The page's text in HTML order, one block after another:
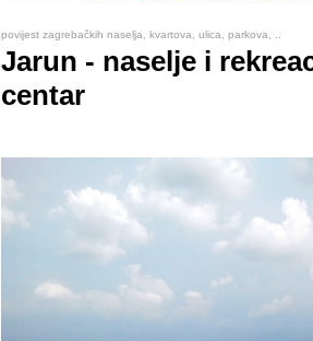
povijest zagrebačkih naselja, kvartova, ulica, parkova, ..
Jarun - naselje i
centar